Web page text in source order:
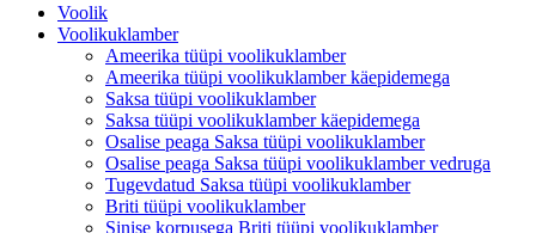
Voolik
Voolikuklamber
Ameerika tüüpi voolikuklamber
Ameerika tüüpi voolikuklamber käepidemega
Saksa tüüpi voolikuklamber
Saksa tüüpi voolikuklamber käepidemega
Osalise peaga Saksa tüüpi voolikuklamber
Osalise peaga Saksa tüüpi voolikuklamber vedruga
Tugevdatud Saksa tüüpi voolikuklamber
Briti tüüpi voolikuklamber
Sinise korpusega Briti tüüpi voolikuklamber